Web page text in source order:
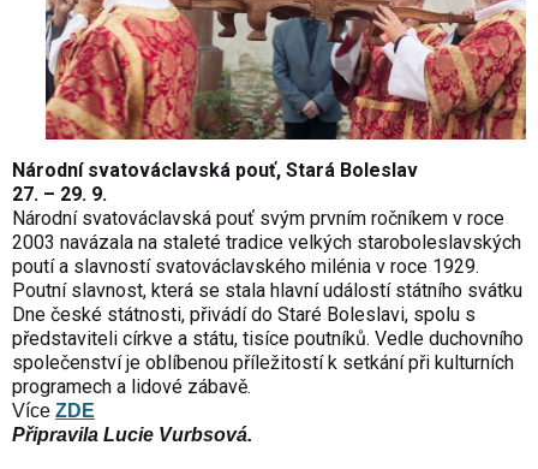
Národní svatováclavská pouť, Stará Boleslav
27. – 29. 9.
Národní svatováclavská pouť svým prvním ročníkem v roce
2003 navázala na staleté tradice velkých staroboleslavských
poutí a slavností svatováclavského milénia v roce 1929.
Poutní slavnost, která se stala hlavní událostí státního svátku
Dne české státnosti, přivádí do Staré Boleslavi, spolu s
představiteli církve a státu, tisíce poutníků. Vedle duchovního
společenství je oblíbenou příležitostí k setkání při kulturních
programech a lidové zábavě.
Více ZDE
Připravila Lucie Vurbsová.